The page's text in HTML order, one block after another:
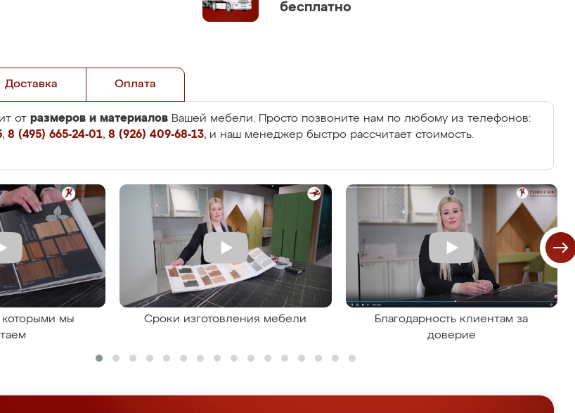
бесплатно
Доставка Оплата
от размеров и материалов Вашей мебели. Просто позвоните нам по любому из телефонов:
, 8 (495) 665-24-01, 8 (926) 409-68-13, и наш менеджер быстро рассчитает стоимость.
которыми мы
Сроки изготовления мебели
Благодарность клиентам за
доверие